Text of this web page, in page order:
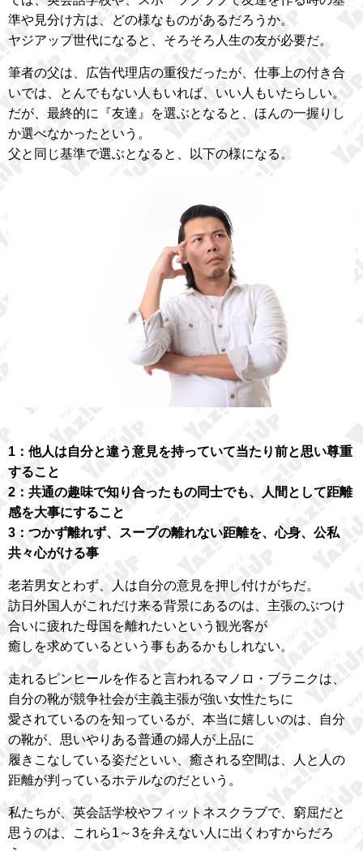
準や見分け方は、どの様なものがあるだろうか。
ヤジアップ世代になると、そろそろ人生の友が必要だ。
筆者の父は、広告代理店の重役だったが、仕事上の付き合
いでは、とんでもない人もいれば、いい人もいたらしい。
だが、最終的に『友達』を選ぶとなると、ほんの一握りし
か選べなかったという。
父と同じ基準で選ぶとなると、以下の様になる。
1：他人は自分と違う意見を持っていて当たり前と思い尊重
すること
2：共通の趣味で知り合ったもの同士でも、人間として距離
感を大事にすること
3：つかず離れず、スープの離れない距離を、心身、公私
共々心がける事
老若男女とわず、人は自分の意見を押し付けがちだ。
訪日外国人がこれだけ来る背景にあるのは、主張のぶつけ
合いに疲れた母国を離れたいという観光客が
癒しを求めているという事もあるかもしれない。
走れるピンヒールを作ると言われるマノロ・ブラニクは、
自分の靴が競争社会が主義主張が強い女性たちに
愛されているのを知っているが、本当に嬉しいのは、自分
の靴が、思いやりある普通の婦人が上品に
履きこなしている姿だといい、癒される空間は、人と人の
距離が判っているホテルなのだという。
私たちが、英会話学校やフィットネスクラブで、窮屈だと
思うのは、これら1～3を弁えない人に出くわすからだろ